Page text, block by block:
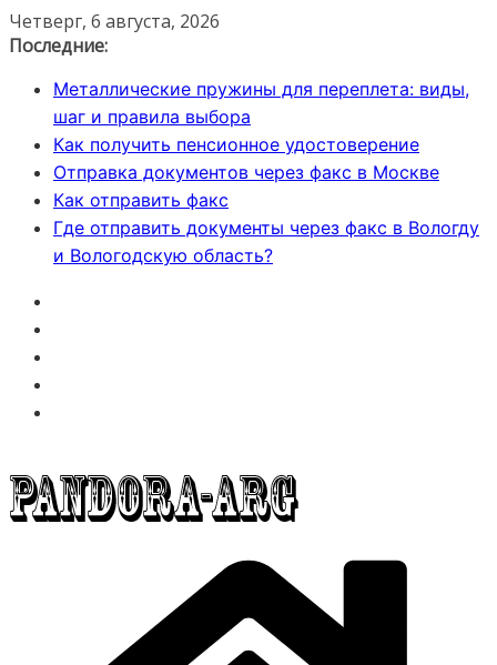
Перейти
к
Четверг, 6 августа, 2026
Последние:
Металлические пружины для переплета: виды,
шаг и правила выбора
Как получить пенсионное удостоверение
Отправка документов через факс в Москве
Как отправить факс
Где отправить документы через факс в Вологду
и Вологодскую область?